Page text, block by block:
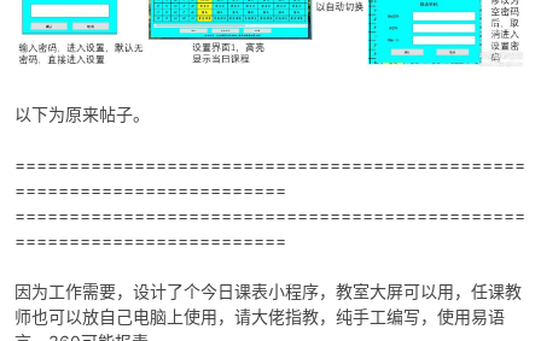
以下为原来帖子。
===============================================
=========================
===============================================
=========================
因为工作需要，设计了个今日课表小程序，教室大屏可以用，任课教
师也可以放自己电脑上使用，请大佬指教，纯手工编写，使用易语